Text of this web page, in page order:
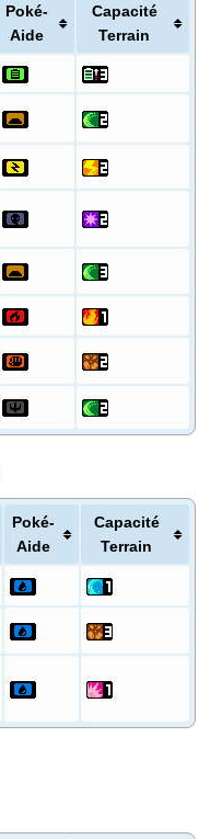
Poké-
Aide
Capacité
Terrain
Poké-
Aide
Capacité
Terrain